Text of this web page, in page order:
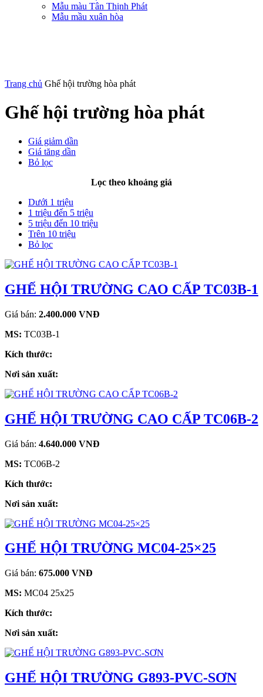
Mẫu màu Tân Thịnh Phát
Mẫu mầu xuân hòa
Trang chủ Ghế hội trường hòa phát
Ghế hội trường hòa phát
Giá giảm dần
Giá tăng dần
Bỏ lọc
Lọc theo khoảng giá
Dưới 1 triệu
1 triệu đến 5 triệu
5 triệu đến 10 triệu
Trên 10 triệu
Bỏ lọc
GHẾ HỘI TRƯỜNG CAO CẤP TC03B-1
Giá bán: 2.400.000 VNĐ
MS: TC03B-1
Kích thước:
Nơi sản xuất:
GHẾ HỘI TRƯỜNG CAO CẤP TC06B-2
Giá bán: 4.640.000 VNĐ
MS: TC06B-2
Kích thước:
Nơi sản xuất:
GHẾ HỘI TRƯỜNG MC04-25×25
Giá bán: 675.000 VNĐ
MS: MC04 25x25
Kích thước:
Nơi sản xuất:
GHẾ HỘI TRƯỜNG G893-PVC-SƠN